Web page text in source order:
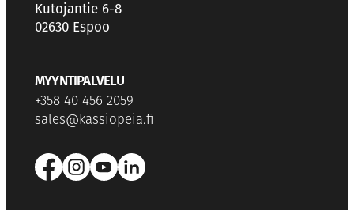
Kutojantie 6-8
02630 Espoo
MYYNTIPALVELU
+358 40 456 2059
sales@kassiopeia.fi